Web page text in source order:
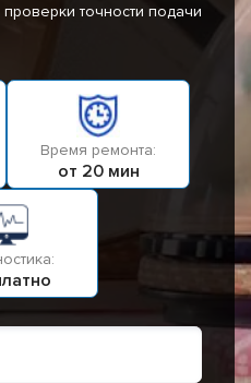
точности подачи
Время ремонта:
от 20 мин